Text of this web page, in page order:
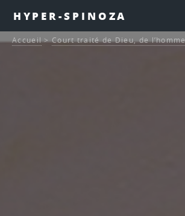
HYPER-SPINOZA
Accueil>Court traité de Dieu, de